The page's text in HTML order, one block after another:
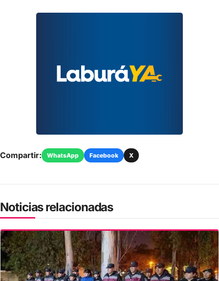
Compartir: WhatsApp Facebook X
Noticias relacionadas